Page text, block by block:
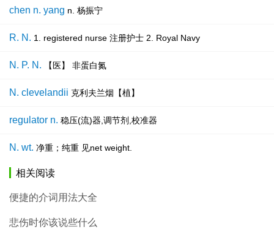
chen n. yang n. 杨振宁
R. N. 1. registered nurse 注册护士 2. Royal Navy
N. P. N. 【医】 非蛋白氮
N. clevelandii 克利夫兰烟【植】
regulator n. 稳压(流)器,调节剂,校准器
N. wt. 净重；纯重 见net weight.
相关阅读
便捷的介词用法大全
悲伤时你该说些什么